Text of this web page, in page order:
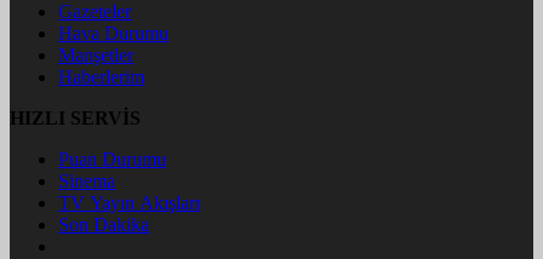
Gazeteler
Hava Durumu
Manşetler
Haberlerim
HIZLI SERVİS
Puan Durumu
Sinema
TV Yayın Akışları
Son Dakika